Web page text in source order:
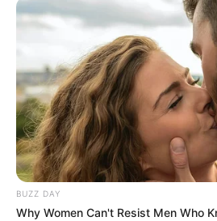
BUZZ DAY
Why Women Can't Resist Men Who